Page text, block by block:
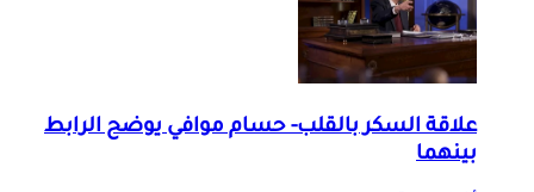
علاقة السكر بالقلب- حسام موافي يوضح الرابط
بينهما